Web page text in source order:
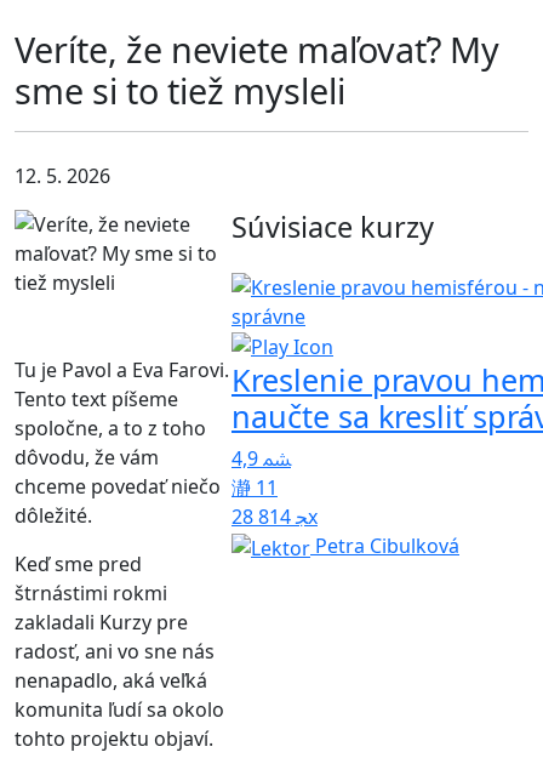
Veríte, že neviete maľovať? My
sme si to tiež mysleli
12. 5. 2026
Tu je Pavol a Eva Farovi.
Tento text píšeme
spoločne, a to z toho
dôvodu, že vám
chceme povedať niečo
dôležité.
Keď sme pred
štrnástimi rokmi
zakladali Kurzy pre
radosť, ani vo sne nás
nenapadlo, aká veľká
komunita ľudí sa okolo
tohto projektu objaví.
Súvisiace kurzy
Kreslenie pravou
naučte sa kresliť
4,9
11
28 814x
Petra Cibulková